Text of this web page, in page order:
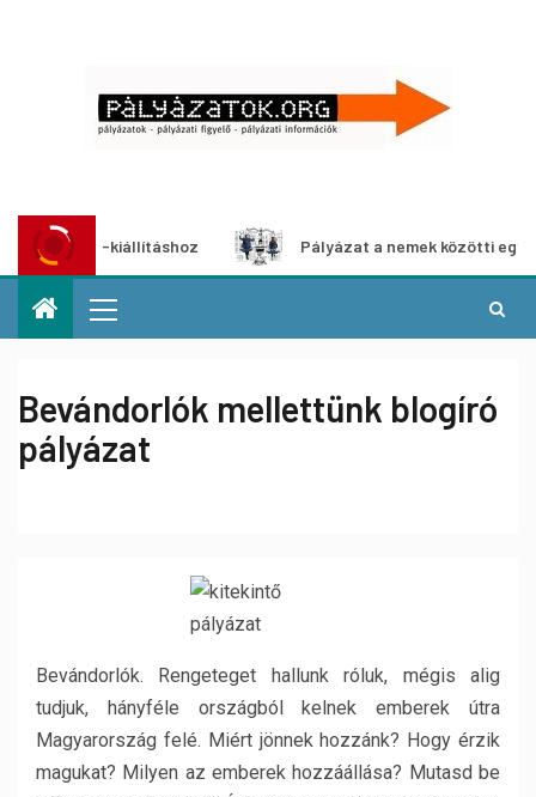
kiállításhoz Pályázat a nemek közötti egyenlőség
Bevándorlók mellettünk blogíró
pályázat
Bevándorlók. Rengeteget hallunk róluk, mégis alig
tudjuk, hányféle országból kelnek emberek útra
Magyarország felé. Miért jönnek hozzánk? Hogy érzik
magukat? Milyen az emberek hozzáállása? Mutasd be